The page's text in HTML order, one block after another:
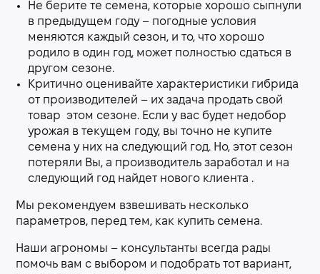
Не берите те семена, которые хорошо сыпнули
в предыдущем году – погодные условия
меняются каждый сезон, и то, что хорошо
родило в один год, может полностью сдаться в
другом сезоне.
Критично оценивайте характеристики гибрида
от производителей – их задача продать свой
товар этом сезоне. Если у вас будет недобор
урожая в текущем году, вы точно не купите
семена у них на следующий год. Но, этот сезон
потеряли Вы, а производитель заработал и на
следующий год найдет нового клиента .
Мы рекомендуем взвешивать несколько
параметров, перед тем, как купить семена.
Наши агрономы – консультанты всегда рады
помочь вам с выбором и подобрать тот вариант,